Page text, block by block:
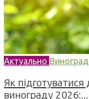
Актуально
Як
винограду 2026:...